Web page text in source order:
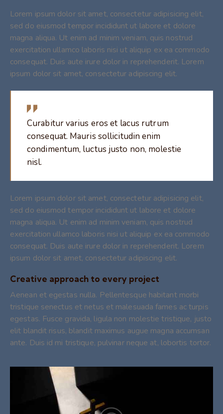
Lorem ipsum dolor sit amet, consectetur adipisicing elit,
sed do eiusmod tempor incididunt ut labore et dolore
magna aliqua. Ut enim ad minim veniam, quis nostrud
exercitation ullamco laboris nisi ut aliquip ex ea commodo
consequat. Duis aute irure dolor in reprehenderit. Lorem
ipsum dolor sit amet, consectetur adipiscing elit.
Curabitur varius eros et lacus rutrum
consequat. Mauris sollicitudin enim
condimentum, luctus justo non, molestie
nisl.
Lorem ipsum dolor sit amet, consectetur adipisicing elit,
sed do eiusmod tempor incididunt ut labore et dolore
magna aliqua. Ut enim ad minim veniam, quis nostrud
exercitation ullamco laboris nisi ut aliquip ex ea commodo
consequat. Duis aute irure dolor in reprehenderit. Lorem
ipsum dolor sit amet, consectetur adipiscing elit.
Creative approach to every project
Aenean et egestas nulla. Pellentesque habitant morbi
tristique senectus et netus et malesuada fames ac turpis
egestas. Fusce gravida, ligula non molestie tristique, justo
elit blandit risus, blandit maximus augue magna accumsan
ante. Duis id mi tristique, pulvinar neque at, lobortis tortor.